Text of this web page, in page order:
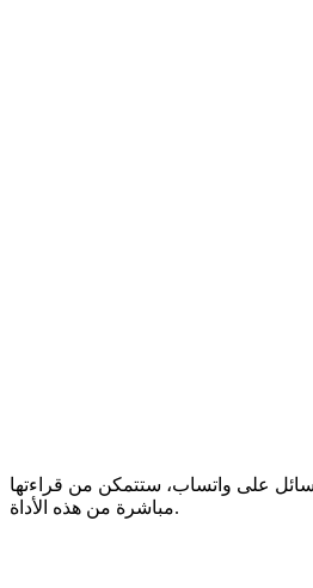
على واتساب، ستتمكن من قراءتها
مباشرة من هذه الأداة.